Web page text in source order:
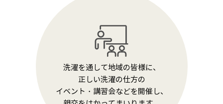
洗濯を通して地域の皆様に、
正しい洗濯の仕方の
イベント・講習会などを開催し、